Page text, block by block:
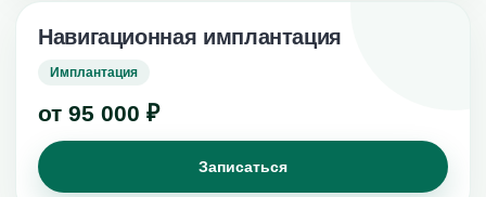
Навигационная имплантация
Имплантация
от 95 000 ₽
Записаться